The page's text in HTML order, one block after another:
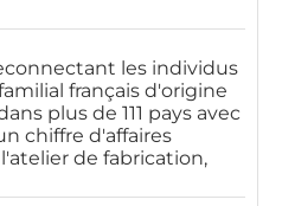
les individus
français d'origine
plus de 111 pays avec
chiffre d'affaires
de fabrication,